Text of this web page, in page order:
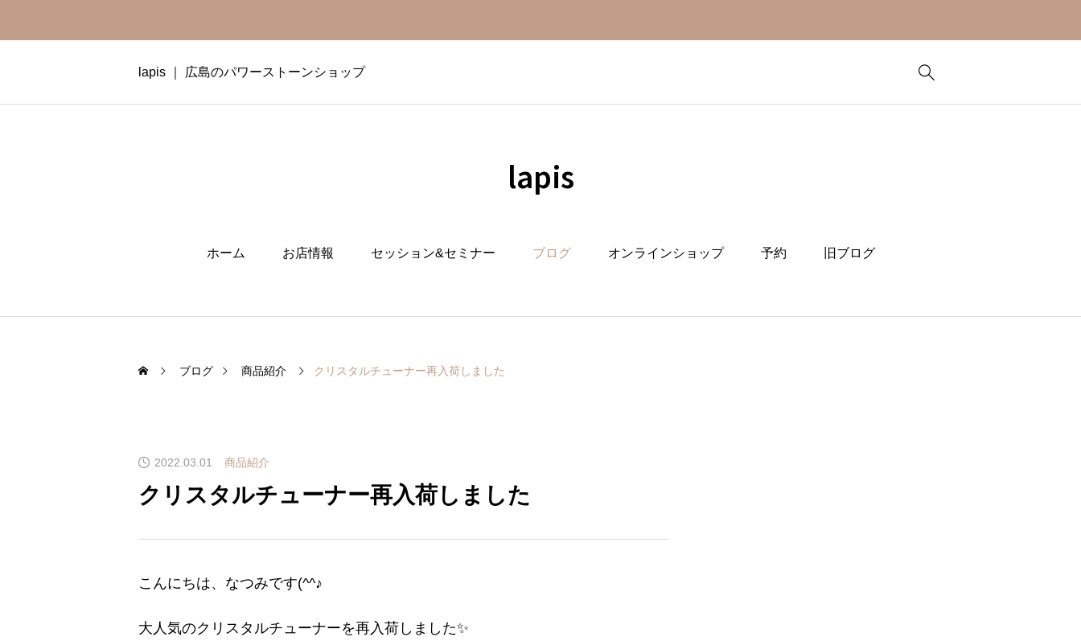
lapis ｜ 広島のパワーストーンショップ
lapis
ホーム お店情報 セッション&セミナー ブログ オンラインショップ 予約 旧ブログ
ブログ 商品紹介 クリスタルチューナー再入荷しました
2022.03.01 商品紹介
クリスタルチューナー再入荷しました
こんにちは、なつみです(^^♪
大人気のクリスタルチューナーを再入荷しました✨